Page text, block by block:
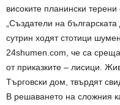
високите планински
„Създатели на
сутрин ходят стотици
24shumen.com, че са
от приказките – лисици.
Търговски дом, твърдят
В решаването на сложния